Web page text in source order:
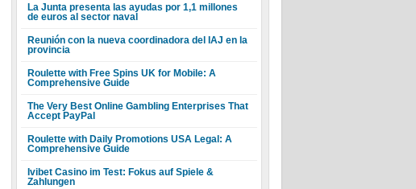
La Junta presenta las ayudas por 1,1 millones
de euros al sector naval
Reunión con la nueva coordinadora del IAJ en la
provincia
Roulette with Free Spins UK for Mobile: A
Comprehensive Guide
The Very Best Online Gambling Enterprises That
Accept PayPal
Roulette with Daily Promotions USA Legal: A
Comprehensive Guide
Ivibet Casino im Test: Fokus auf Spiele &
Zahlungen